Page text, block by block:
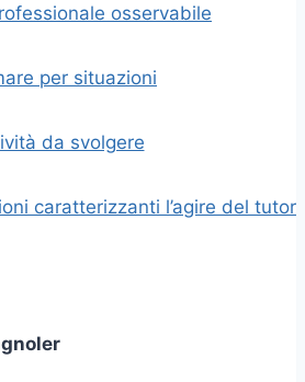
osservabile
per situazioni
da svolgere
caratterizzanti l’agire del tutor